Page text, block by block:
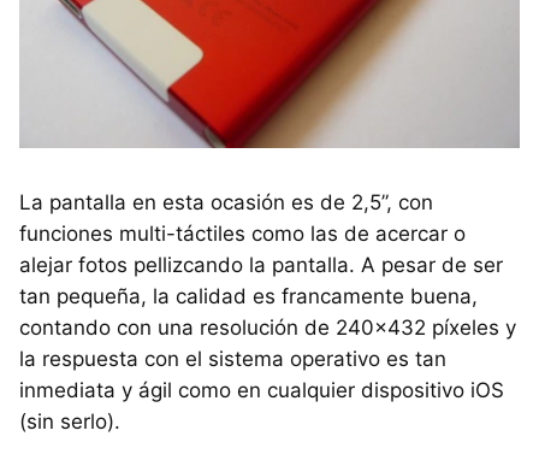
La pantalla en esta ocasión es de 2,5”, con
funciones multi-táctiles como las de acercar o
alejar fotos pellizcando la pantalla. A pesar de ser
tan pequeña, la calidad es francamente buena,
contando con una resolución de 240×432 píxeles y
la respuesta con el sistema operativo es tan
inmediata y ágil como en cualquier dispositivo iOS
(sin serlo).